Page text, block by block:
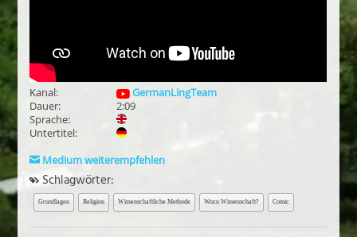
Kanal:
GermanLingTeam
Dauer:
2:09
Sprache:
Untertitel:
Medium weiterempfehlen
Schlagwörter:
Grundlagen Religion Wissenschaftliche Methode Wozu Wissenschaft? Comic